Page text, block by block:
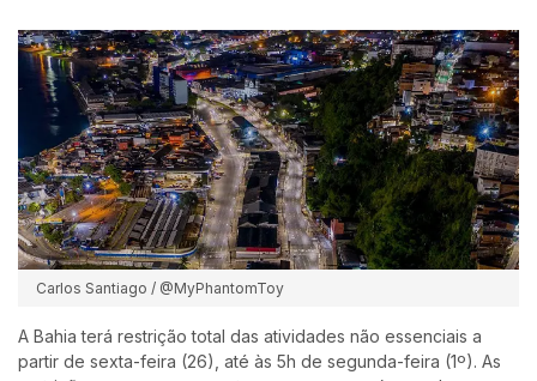
Carlos Santiago / @MyPhantomToy
A Bahia terá restrição total das atividades não essenciais a
partir de sexta-feira (26), até às 5h de segunda-feira (1º). As